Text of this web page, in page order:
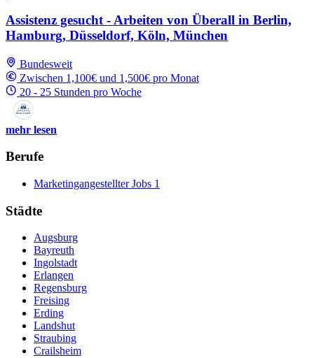
Assistenz gesucht - Arbeiten von Überall in Berlin,
Hamburg, Düsseldorf, Köln, München
Bundesweit
Zwischen 1,100€ und 1,500€ pro Monat
20 - 25 Stunden pro Woche
mehr lesen
Berufe
Marketingangestellter Jobs 1
Städte
Augsburg
Bayreuth
Ingolstadt
Erlangen
Regensburg
Freising
Erding
Landshut
Straubing
Crailsheim